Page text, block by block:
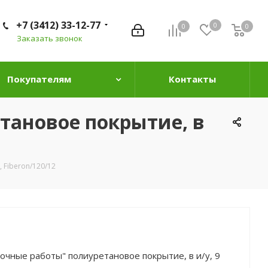
0 0 0
0
+7 (3412) 33-12-77
Заказать звонок
Покупателям Контакты
покрытие, в
Fiberon/120/12
работы" полиуретановое покрытие, в и/у, 9